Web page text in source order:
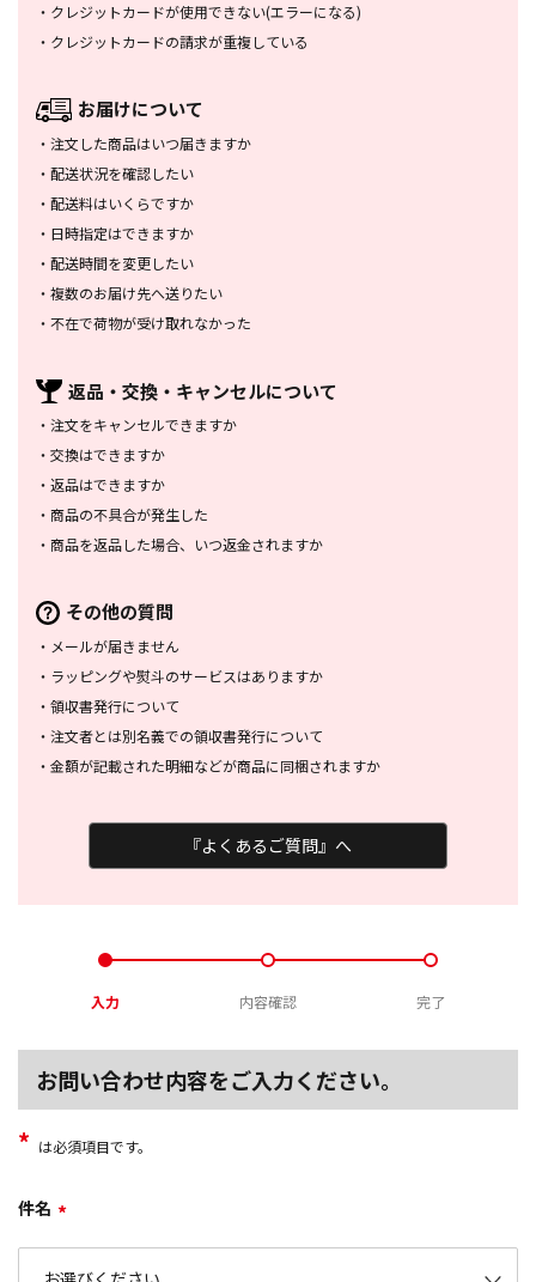
・ クレジットカードが使用できない(エラーになる)
・ クレジットカードの請求が重複している
お届けについて
・ 注文した商品はいつ届きますか
・ 配送状況を確認したい
・ 配送料はいくらですか
・ 日時指定はできますか
・ 配送時間を変更したい
・ 複数のお届け先へ送りたい
・ 不在で荷物が受け取れなかった
返品・交換・ キャンセルについて
・ 注文をキャンセルできますか
・ 交換はできますか
・ 返品はできますか
・ 商品の不具合が発生した
・ 商品を返品した場合、 いつ返金されますか
その他の質問
・ メールが届きません
・ ラッピングや熨斗のサービスはありますか
・ 領収書発行について
・ 注文者とは別名義での領収書発行について
・ 金額が記載された明細などが商品に同梱されますか
『よくあるご質問』へ
入力 内容確認 完了
お問い合わせ内容をご入力ください。
* は必須項目です。
件名 *